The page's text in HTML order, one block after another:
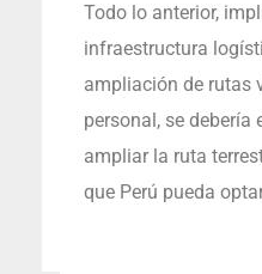
Todo lo anterior,
infraestructura
ampliación de rutas
personal, se
ampliar la ruta
que Perú pueda